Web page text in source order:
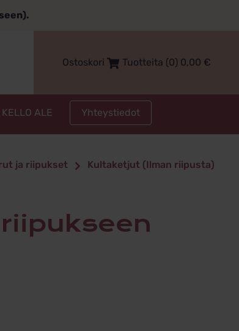
Ostoskori Tuotteita (0) 0,00 €
KELLO ALE Yhteystiedot
ja riipukset
Kultaketjut (Ilman riipusta)